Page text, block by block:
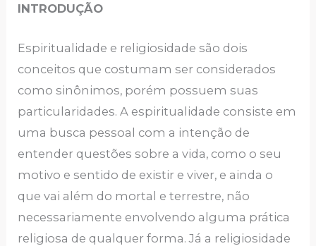
INTRODUÇÃO
Espiritualidade e religiosidade são dois
conceitos que costumam ser considerados
como sinônimos, porém possuem suas
particularidades. A espiritualidade consiste em
uma busca pessoal com a intenção de
entender questões sobre a vida, como o seu
motivo e sentido de existir e viver, e ainda o
que vai além do mortal e terrestre, não
necessariamente envolvendo alguma prática
religiosa de qualquer forma. Já a religiosidade